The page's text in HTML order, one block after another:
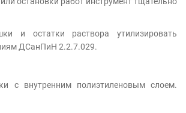
и остатки раствора утилизировать
ДСанПиН 2.2.7.029.
с внутренним полиэтиленовым слоем.